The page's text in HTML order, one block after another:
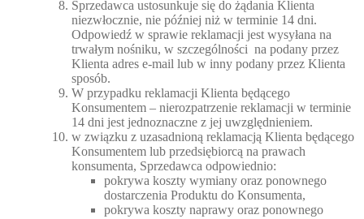
Sprzedawca ustosunkuje się do żądania Klienta
niezwłocznie, nie później niż w terminie 14 dni.
Odpowiedź w sprawie reklamacji jest wysyłana na
trwałym nośniku, w szczególności na podany przez
Klienta adres e-mail lub w inny podany przez Klienta
sposób.
W przypadku reklamacji Klienta będącego
Konsumentem – nierozpatrzenie reklamacji w terminie
14 dni jest jednoznaczne z jej uwzględnieniem.
w związku z uzasadnioną reklamacją Klienta będącego
Konsumentem lub przedsiębiorcą na prawach
konsumenta, Sprzedawca odpowiednio:
pokrywa koszty wymiany oraz ponownego
dostarczenia Produktu do Konsumenta,
pokrywa koszty naprawy oraz ponownego